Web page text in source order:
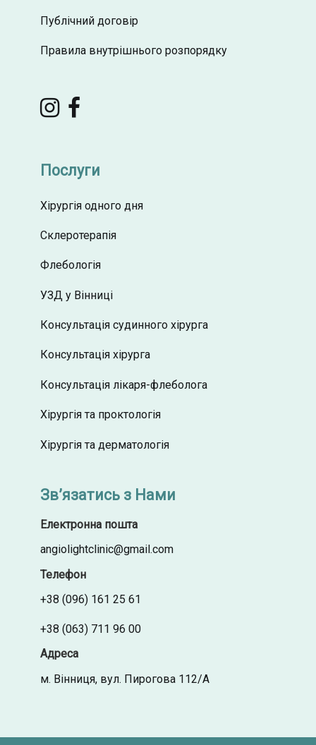
Публічний договір
Правила внутрішнього розпорядку
Послуги
Хірургія одного дня
Склеротерапія
Флебологія
УЗД у Вінниці
Консультація судинного хірурга
Консультація хірурга
Консультація лікаря-флеболога
Хірургія та проктологія
Хірургія та дерматологія
Зв’язатись з Нами
Електронна пошта
angiolightclinic@gmail.com
Телефон
+38 (096) 161 25 61
+38 (063) 711 96 00
Адреса
м. Вінниця, вул. Пирогова 112/А